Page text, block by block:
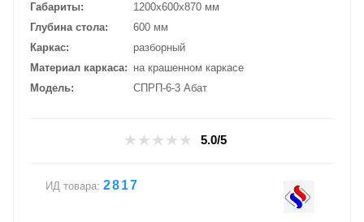
Габариты
1200х600х870 мм
Глубина стола
600 мм
Каркас
разборный
Материал каркаса
на крашенном каркасе
Модель
СПРП-6-3 Абат
5.0/5
ИД товара: 2817